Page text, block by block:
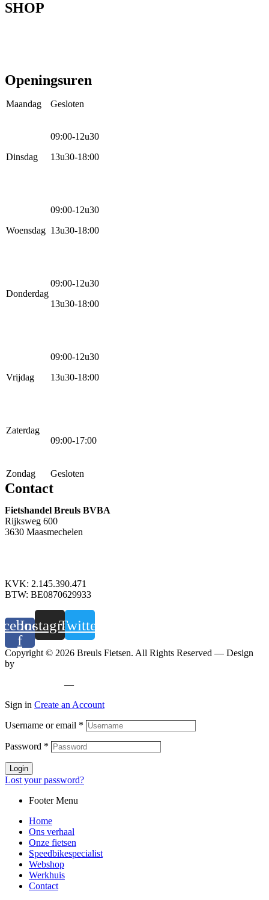
SHOP
Openingsuren
Maandag Gesloten
Dinsdag
09:00-12u30
13u30-18:00
Woensdag
09:00-12u30
13u30-18:00
Donderdag
09:00-12u30
13u30-18:00
Vrijdag
09:00-12u30
13u30-18:00
Zaterdag
09:00-17:00
Zondag Gesloten
Contact
Fietshandel Breuls BVBA
Rijksweg 600
3630 Maasmechelen
KVK: 2.145.390.471
BTW: BE0870629933
f
Instagram
Twitter
Copyright © 2026 Breuls Fietsen. All Rights Reserved — Design
by
—
Sign in Create an Account
Username or email *
Password *
Login
Lost your password?
Footer Menu
Home
Ons verhaal
Onze fietsen
Speedbikespecialist
Webshop
Werkhuis
Contact